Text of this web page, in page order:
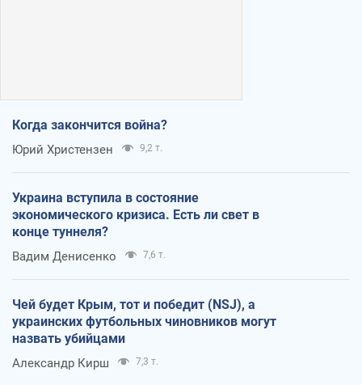
Когда закончится война?
Юрий Христензен 9,2 т.
Украина вступила в состояние
экономического кризиса. Есть ли свет в
конце туннеля?
Вадим Денисенко 7,6 т.
Чей будет Крым, тот и победит (NSJ), а
украинских футбольных чиновников могут
назвать убийцами
Александр Кирш 7,3 т.